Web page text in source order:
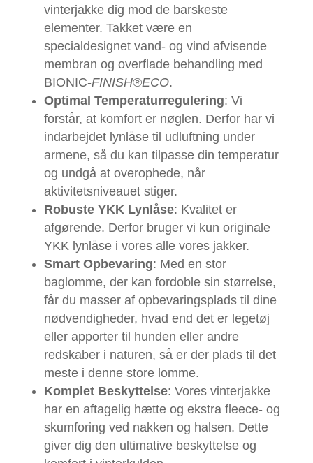
vinterjakke dig mod de barskeste
elementer. Takket være en
specialdesignet vand- og vind afvisende
membran og overflade behandling med
BIONIC-FINISH®ECO.
Optimal Temperaturregulering: Vi
forstår, at komfort er nøglen. Derfor har vi
indarbejdet lynlåse til udluftning under
armene, så du kan tilpasse din temperatur
og undgå at overophede, når
aktivitetsniveauet stiger.
Robuste YKK Lynlåse: Kvalitet er
afgørende. Derfor bruger vi kun originale
YKK lynlåse i vores alle vores jakker.
Smart Opbevaring: Med en stor
baglomme, der kan fordoble sin størrelse,
får du masser af opbevaringsplads til dine
nødvendigheder, hvad end det er legetøj
eller apporter til hunden eller andre
redskaber i naturen, så er der plads til det
meste i denne store lomme.
Komplet Beskyttelse: Vores vinterjakke
har en aftagelig hætte og ekstra fleece- og
skumforing ved nakken og halsen. Dette
giver dig den ultimative beskyttelse og